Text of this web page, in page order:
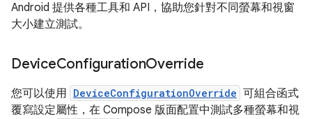
Android 提供各種工具和 API，協助您針對不同螢幕和視窗
大小建立測試。
DeviceConfigurationOverride
您可以使用 DeviceConfigurationOverride 可組合函式
覆寫設定屬性，在 Compose 版面配置中測試多種螢幕和視